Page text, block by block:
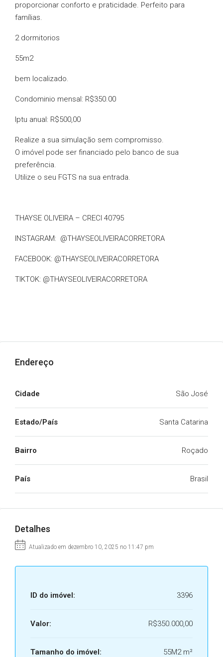
proporcionar conforto e praticidade. Perfeito para
famílias.
2 dormitorios
55m2
bem localizado.
Condominio mensal: R$350.00
Iptu anual: R$500,00
Realize a sua simulação sem compromisso.
O imóvel pode ser financiado pelo banco de sua
preferência.
Utilize o seu FGTS na sua entrada.
THAYSE OLIVEIRA – CRECI 40795
INSTAGRAM: @THAYSEOLIVEIRACORRETORA
FACEBOOK: @THAYSEOLIVEIRACORRETORA
TIKTOK: @THAYSEOLIVEIRACORRETORA
Endereço
Cidade São José
Estado/País Santa Catarina
Bairro Roçado
País Brasil
Detalhes
Atualizado em dezembro 10, 2025 no 11:47 pm
ID do imóvel: 3396
Valor: R$350.000,00
Tamanho do imóvel: 55M2 m²